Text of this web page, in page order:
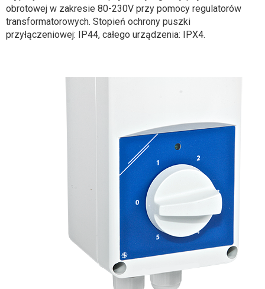
obrotowej w zakresie 80-230V przy pomocy regulatorów
transformatorowych. Stopień ochrony puszki
przyłączeniowej: IP44, całego urządzenia: IPX4.